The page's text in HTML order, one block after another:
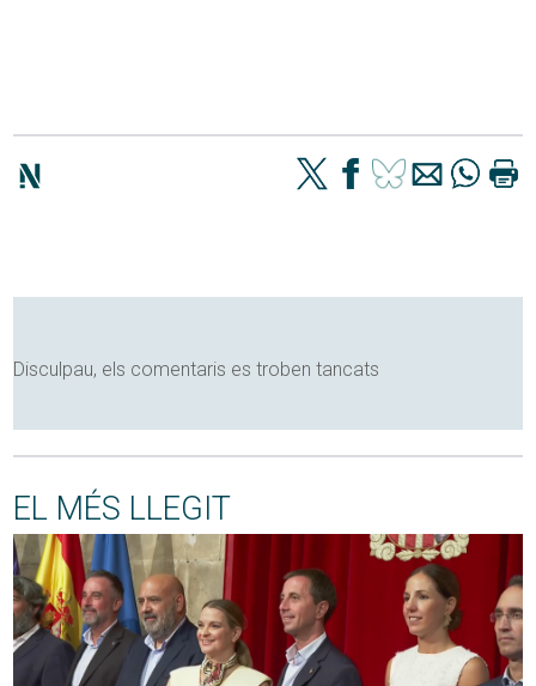
Disculpau, els comentaris es troben tancats
EL MÉS LLEGIT